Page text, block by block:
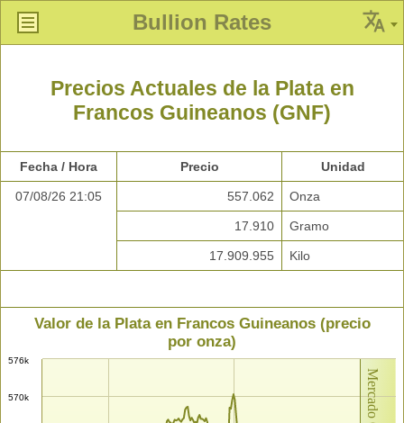
Bullion Rates
Precios Actuales de la Plata en
Francos Guineanos (GNF)
Fecha / Hora Precio Unidad
07/08/26 21:05 557.062 Onza
17.910 Gramo
17.909.955 Kilo
Valor de la Plata en Francos Guineanos (precio
por onza)
570k
576k